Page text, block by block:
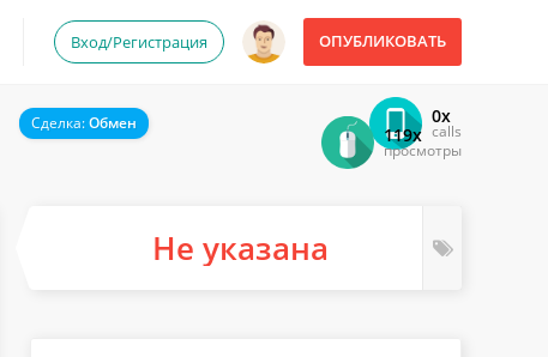
ОПУБЛИКОВАТЬ
Вход/Регистрация
Сделка:Обмен 0x
calls
119x
просмотры
Не указана